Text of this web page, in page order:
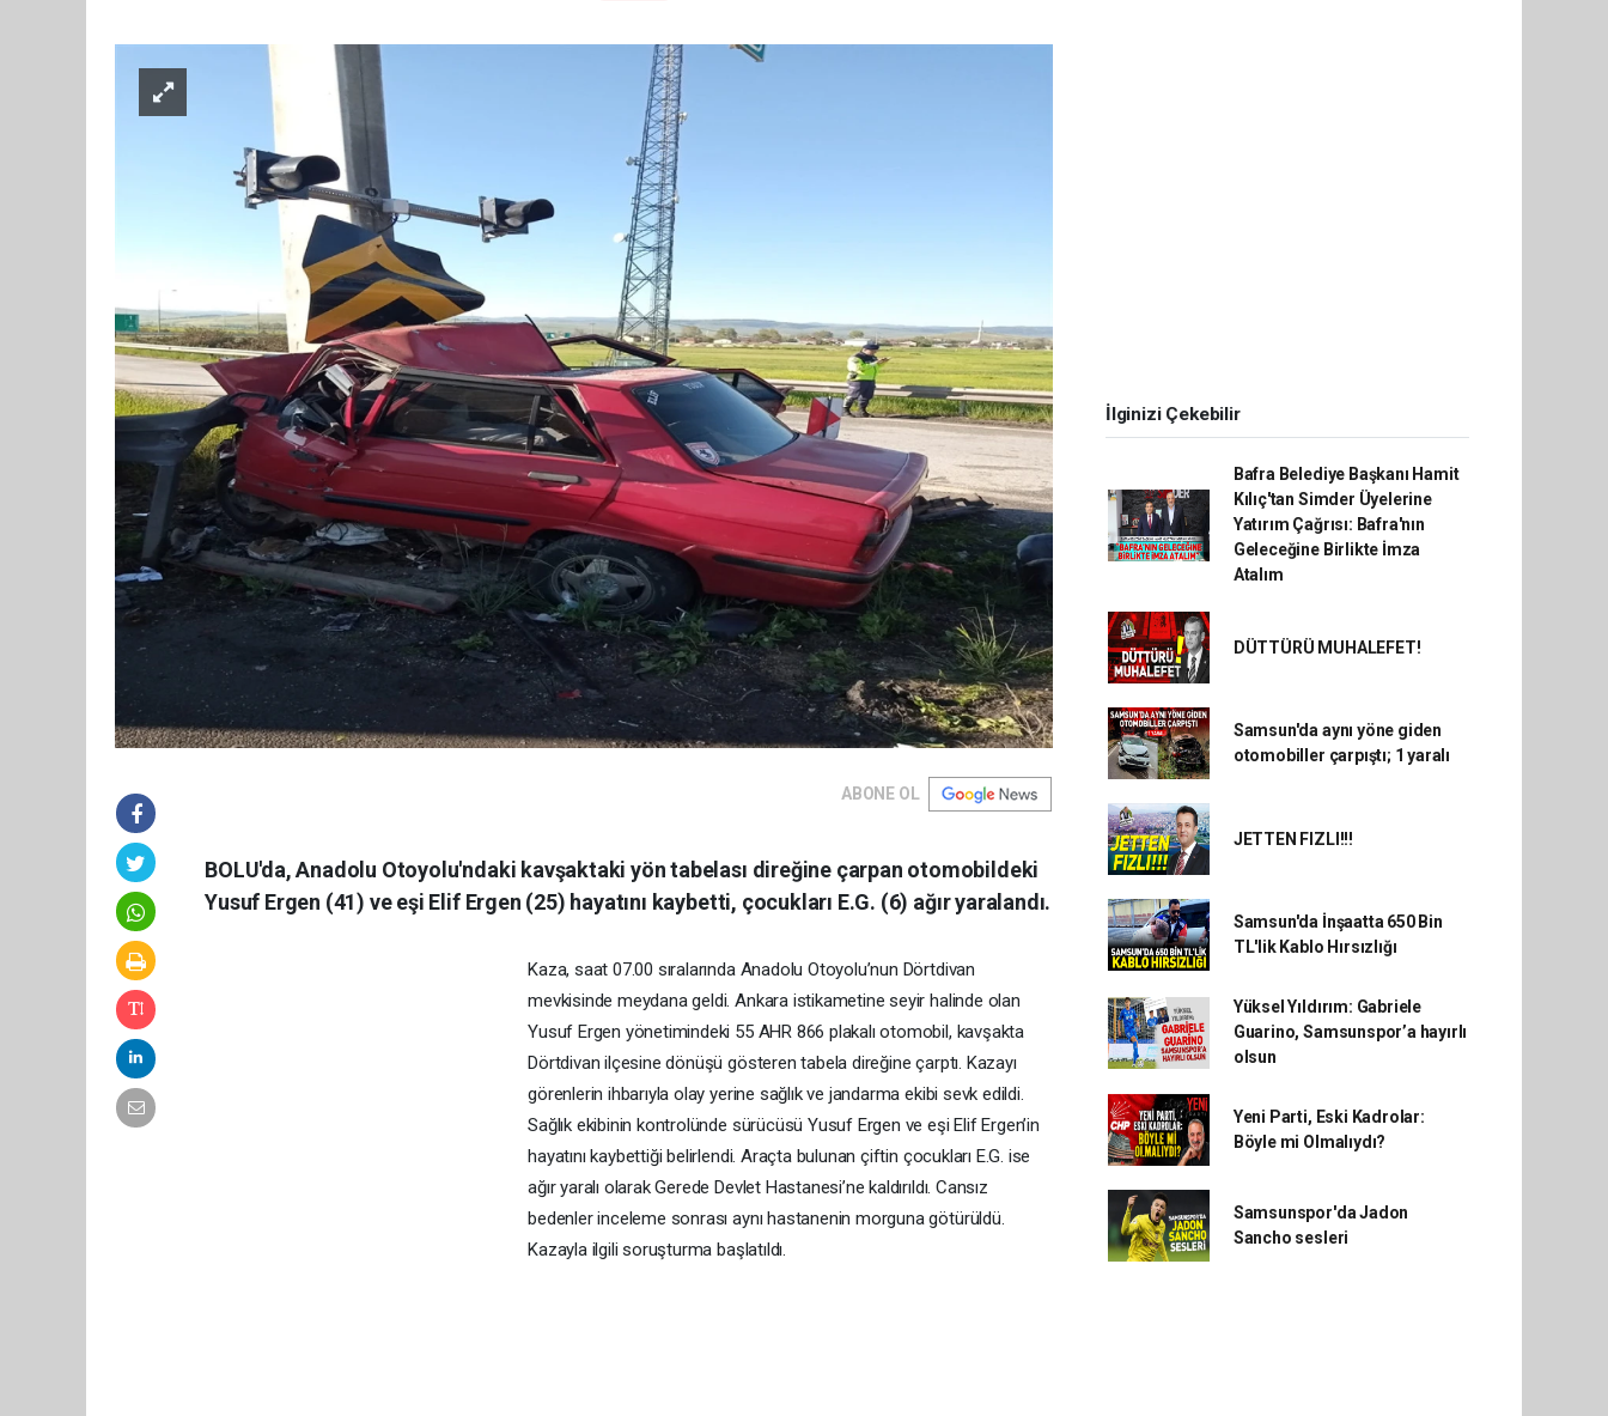
ABONE OL
BOLU'da, Anadolu Otoyolu'ndaki kavşaktaki yön tabelası direğine çarpan otomobildeki
Yusuf Ergen (41) ve eşi Elif Ergen (25) hayatını kaybetti, çocukları E.G. (6) ağır yaralandı.
Kaza, saat 07.00 sıralarında Anadolu Otoyolu’nun Dörtdivan
mevkisinde meydana geldi. Ankara istikametine seyir halinde olan
Yusuf Ergen yönetimindeki 55 AHR 866 plakalı otomobil, kavşakta
Dörtdivan ilçesine dönüşü gösteren tabela direğine çarptı. Kazayı
görenlerin ihbarıyla olay yerine sağlık ve jandarma ekibi sevk edildi.
Sağlık ekibinin kontrolünde sürücüsü Yusuf Ergen ve eşi Elif Ergen’in
hayatını kaybettiği belirlendi. Araçta bulunan çiftin çocukları E.G. ise
ağır yaralı olarak Gerede Devlet Hastanesi’ne kaldırıldı. Cansız
bedenler inceleme sonrası aynı hastanenin morguna götürüldü.
Kazayla ilgili soruşturma başlatıldı.
İlginizi Çekebilir
Bafra Belediye Başkanı Hamit
Kılıç'tan Simder Üyelerine
Yatırım Çağrısı: Bafra'nın
Geleceğine Birlikte İmza
Atalım
DÜTTÜRÜ MUHALEFET!
Samsun'da aynı yöne giden
otomobiller çarpıştı; 1 yaralı
JETTEN FIZLI!!!
Samsun'da İnşaatta 650 Bin
TL'lik Kablo Hırsızlığı
Yüksel Yıldırım: Gabriele
Guarino, Samsunspor’a hayırlı
olsun
Yeni Parti, Eski Kadrolar:
Böyle mi Olmalıydı?
Samsunspor'da Jadon
Sancho sesleri